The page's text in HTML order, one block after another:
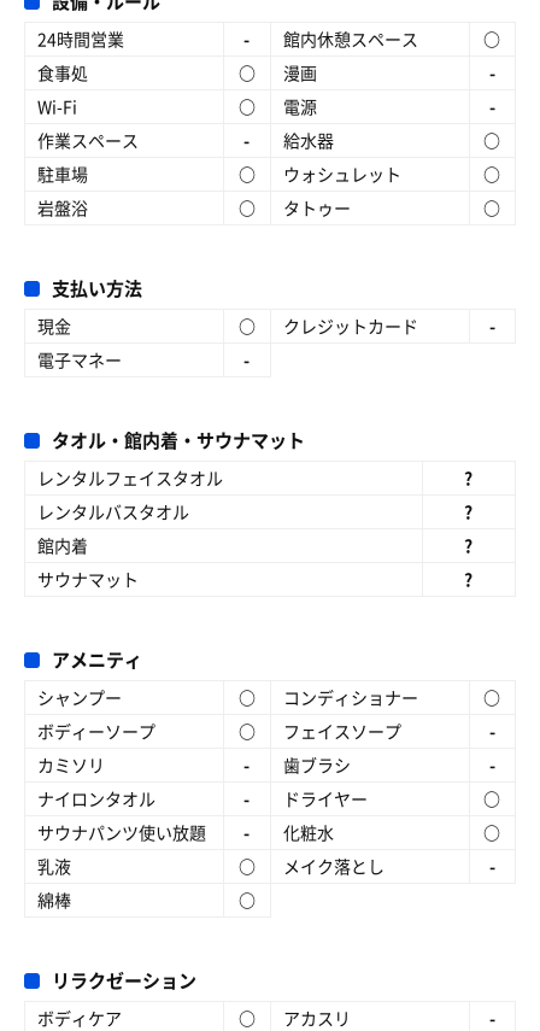
24時間営業 - 館内休憩スペース
○
食事処
○ 漫画
-
Wi-Fi
○ 電源
-
作業スペース
- 給水器
○
駐車場
○ ウォシュレット
○
岩盤浴
○ タトゥー ○
支払い方法
現金 ○ クレジットカード
-
電子マネー
-
タオル・館内着・サウナマット
レンタルフェイスタオル
?
レンタルバスタオル
?
館内着
?
サウナマット
?
アメニティ
シャンプー ○ コンディショナー
○
ボディーソープ
○ フェイスソープ
-
カミソリ
- 歯ブラシ
-
ナイロンタオル
- ドライヤー
○
サウナパンツ使い放題
- 化粧水
○
乳液
○ メイク落とし
-
綿棒
○
リラクゼーション
ボディケア ○ アカスリ
-